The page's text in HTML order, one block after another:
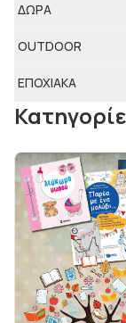
ΔΩΡΑ
ΟUTDOOR
ΕΠΟΧΙΑΚΑ